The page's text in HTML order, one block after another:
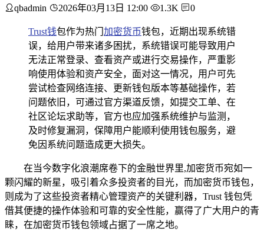
qbadmin 2026年03月13日 12:00 1.3K 0
Trust钱包作为热门 加密货币钱包，近期出现系统错
误，给用户带来诸多困扰，系统错误可能导致用户
无法正常登录、查看资产或进行交易操作，严重影
响使用体验和资产安全，面对这一情况，用户可先
尝试检查网络连接、更新钱包版本等基础操作，若
问题依旧，可通过官方渠道反馈，如提交工单、在
社区论坛求助等，官方也应加强系统维护与监测，
及时修复漏洞，保障用户能顺利使用钱包服务，避
免因系统问题造成更大损失。
在当今数字化浪潮席卷下的金融世界里,加密货币宛如一
颗闪耀的新星，吸引着众多投资者的目光，而加密货币钱包，
则成为了这些投资者精心管理资产的关键利器，Trust 钱包凭
借其便捷的操作体验和可靠的安全性能，赢得了广大用户的青
睐，在加密货币钱包领域占据了一席之地。